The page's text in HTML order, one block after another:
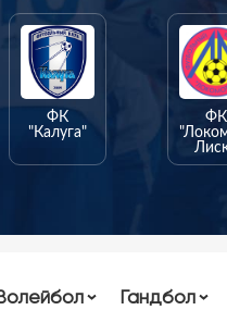
ФК
"Калуга"
ФК
Гандбол